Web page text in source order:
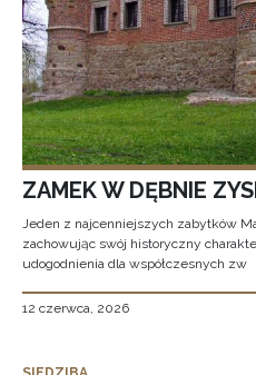
ZAMEK W DĘBNIE
Jeden z najcenniejszych zabytków
zachowując swój historyczny
udogodnienia dla współczesnych zw
12 czerwca, 2026